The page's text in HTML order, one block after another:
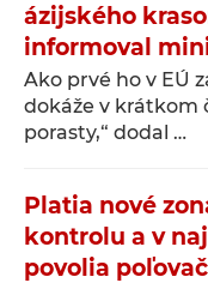
ázijského
informoval
Ako prvé ho v EÚ
dokáže v krátkom
porasty,“ dodal …
Platia nové
kontrolu a v
povolia